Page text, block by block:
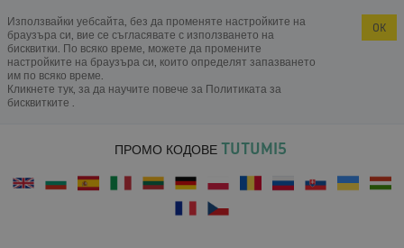
Използвайки уебсайта, без да променяте настройките на
браузъра си, вие се съгласявате с използването на
бисквитки. По всяко време, можете да промените
настройките на браузъра си, които определят запазването
им по всяко време.
Кликнете тук, за да научите повече за Политиката за
бисквитките .
OK
ПРОМО КОДОВЕ TUTUMI5